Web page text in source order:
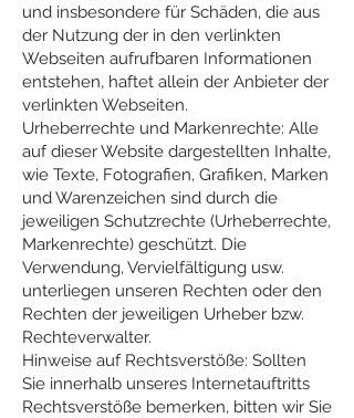
und insbesondere für Schäden, die aus
der Nutzung der in den verlinkten
Webseiten aufrufbaren Informationen
entstehen, haftet allein der Anbieter der
verlinkten Webseiten.
Urheberrechte und Markenrechte: Alle
auf dieser Website dargestellten Inhalte,
wie Texte, Fotografien, Grafiken, Marken
und Warenzeichen sind durch die
jeweiligen Schutzrechte (Urheberrechte,
Markenrechte) geschützt. Die
Verwendung, Vervielfältigung usw.
unterliegen unseren Rechten oder den
Rechten der jeweiligen Urheber bzw.
Rechteverwalter.
Hinweise auf Rechtsverstöße: Sollten
Sie innerhalb unseres Internetauftritts
Rechtsverstöße bemerken, bitten wir Sie